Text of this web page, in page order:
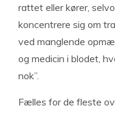
rattet eller kører,
koncentrere sig om
ved manglende
og medicin i blodet,
nok”.
Fælles for de fleste